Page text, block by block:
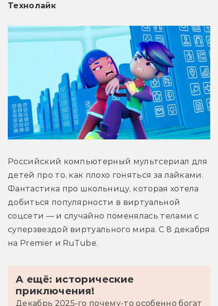
Технолайк
Российский компьютерный мультсериал для
детей про то, как плохо гоняться за лайками.
Фантастика про школьницу, которая хотела
добиться популярности в виртуальной
соцсети — и случайно поменялась телами с
суперзвездой виртуального мира. С 8 декабря
на Premier и RuTube.
А ещё: исторические
приключения!
Декабрь 2025-го почему-то особенно богат